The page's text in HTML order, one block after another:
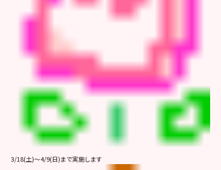
3/18(土)～4/9(日)まで実施します